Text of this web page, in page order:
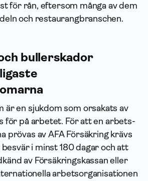
för rån, eftersom många av dem
och restaurangbranschen.
bullerskador
är en sjukdom som orsakats av
för på arbetet. För att en arbets­
prövas av AFA För­säkring krävs
i minst 180 dagar och att
av Försäkrings­kassan eller
arbetsorganisationen